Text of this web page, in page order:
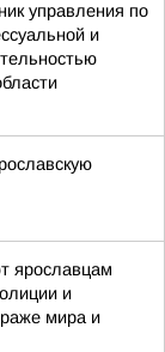
управления по
и
ярославцам
и
мира и